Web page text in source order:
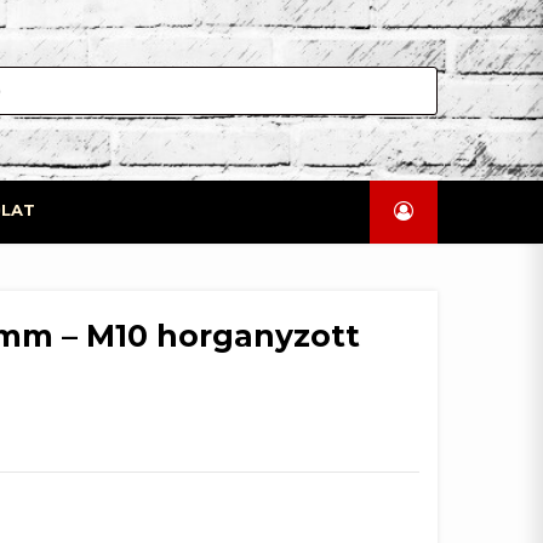
– M10 horganyzott